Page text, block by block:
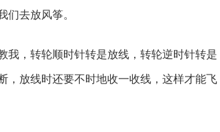
们去放风筝。
我，转轮顺时针转是放线，转轮逆时针转是
，放线时还要不时地收一收线，这样才能飞